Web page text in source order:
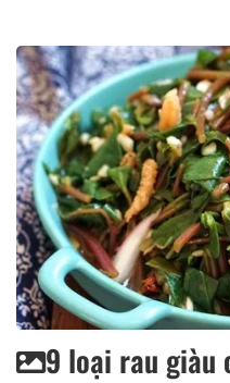
9 loại rau giàu